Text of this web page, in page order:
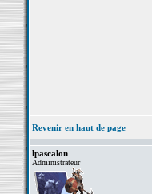
Revenir en haut de page
lpascalon
Administrateur